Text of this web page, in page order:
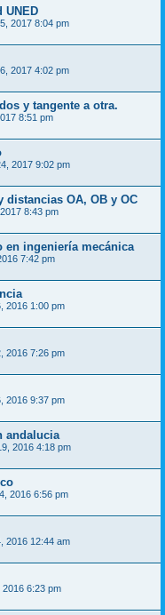
UNED
2017 8:04 pm
2017 4:02 pm
y tangente a otra.
8:51 pm
2017 9:02 pm
OA, OB y OC
8:43 pm
en ingeniería mecánica
7:42 pm
2016 1:00 pm
2016 7:26 pm
2016 9:37 pm
andalucia
2016 4:18 pm
2016 6:56 pm
2016 12:44 am
2016 6:23 pm